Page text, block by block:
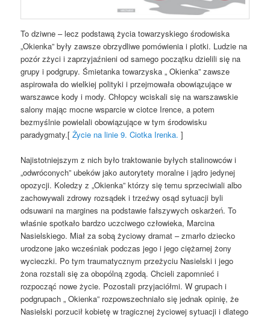
To dziwne – lecz podstawą życia towarzyskiego środowiska
„Okienka” były zawsze obrzydliwe pomówienia i plotki. Ludzie na
pozór zżyci i zaprzyjaźnieni od samego początku dzielili się na
grupy i podgrupy. Śmietanka towarzyska „ Okienka” zawsze
aspirowała do wielkiej polityki i przejmowała obowiązujące w
warszawce kody i mody. Chłopcy wciskali się na warszawskie
salony mając mocne wsparcie w ciotce Irence, a potem
bezmyślnie powielali obowiązujące w tym środowisku
paradygmaty.[Życie na linie 9. Ciotka Irenka. ]
Najistotniejszym z nich było traktowanie byłych stalinowców i
„odwróconych” ubeków jako autorytety moralne i jądro jedynej
opozycji. Koledzy z „Okienka” którzy się temu sprzeciwiali albo
zachowywali zdrowy rozsądek i trzeźwy osąd sytuacji byli
odsuwani na margines na podstawie fałszywych oskarżeń. To
właśnie spotkało bardzo uczciwego człowieka, Marcina
Nasielskiego. Miał za sobą życiowy dramat – zmarło dziecko
urodzone jako wcześniak podczas jego i jego ciężarnej żony
wycieczki. Po tym traumatycznym przeżyciu Nasielski i jego
żona rozstali się za obopólną zgodą. Chcieli zapomnieć i
rozpocząć nowe życie. Pozostali przyjaciółmi. W grupach i
podgrupach „ Okienka” rozpowszechniało się jednak opinię, że
Nasielski porzucił kobietę w tragicznej życiowej sytuacji i dlatego